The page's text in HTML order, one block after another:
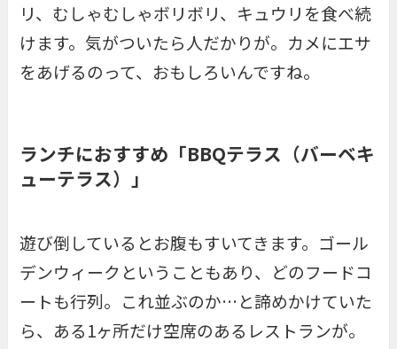
リ、むしゃむしゃボリボリ、キュウリを食べ続
けます。気がついたら人だかりが。カメにエサ
をあげるのって、おもしろいんですね。
ランチにおすすめ「BBQテラス（バーベキ
ューテラス）」
遊び倒しているとお腹もすいてきます。ゴール
デンウィークということもあり、どのフードコ
ートも行列。これ並ぶのか…と諦めかけていた
ら、ある1ヶ所だけ空席のあるレストランが。